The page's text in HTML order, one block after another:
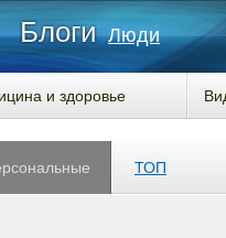
Блоги Люди
и здоровье
ТОП